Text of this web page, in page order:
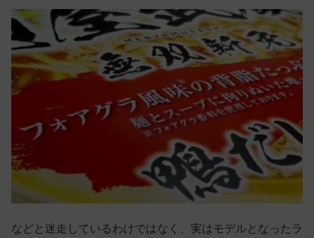
などと迷走しているわけではなく、実はモデルとなったラ